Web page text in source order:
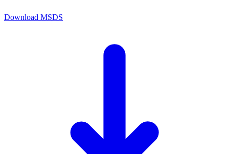
Download MSDS